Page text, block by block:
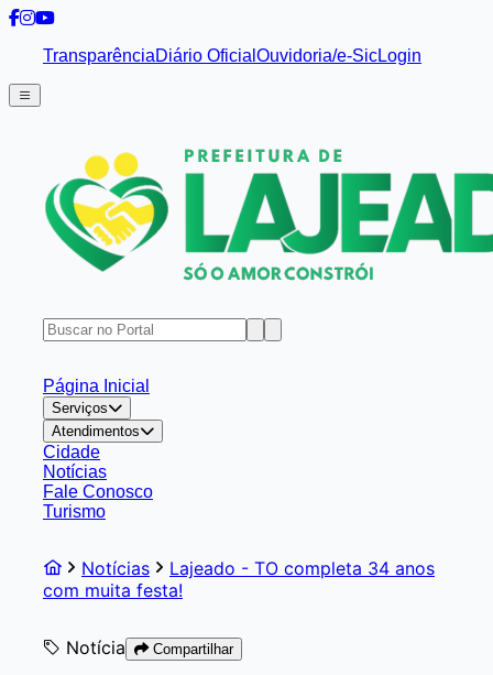
TransparênciaDiário Oficial Ouvidoria/e-SicLogin
Página Inicial
Serviços
Atendimentos
Cidade
Notícias
Fale Conosco
Turismo
Notícias
Lajeado - TO completa 34 anos
com muita festa!
Notícia Compartilhar